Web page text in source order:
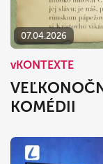
07.04.2026
vKONTEXTE
KOMÉDII